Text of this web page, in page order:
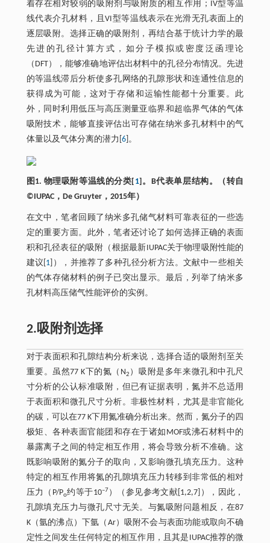
着存在相对较弱的吸附剂与吸附质的相互作用；IV型等温
线代表介孔材料，且VI型等温线表示在光滑无孔表面上的
逐层吸附。选择正确的吸附剂，再结合基于统计力学的最
先进的孔径计算方式，如分子模拟或密度泛函理论
（DFT），能够准确地评估出材料中的孔径分布情况。先进
的等温线滞后分析使多孔网络的孔隙形状和连通性信息的
获得成为可能，这对于存储和运输性能都十分重要。此
外，同时利用低压与高压测量亚临界和超临界气体的气体
吸附技术，能够直接评估出可存储在纳米多孔材料中的气
体量以及气体分离的潜力[ 6]。
图1. 物理吸附等温线的分类[ 1]。B代表单层结构。（转自
©IUPAC，De Gruyter，2015年）
在文中，笔者回顾了纳米多孔储气材料可靠表征的一些选
定的重要方面。此外，笔者还讨论了如何选择正确的表面
积和孔径表征的吸附（根据最新IUPAC关于物理吸附性能的
建议[ 1 ]），并推荐了多种孔径分析方法。文献中一些相关
的气体存储材料的例子已突出显示。最后，列举了纳米多
孔材料高压储气性能评价的实例。
2.吸附剂选择
对于表面积和孔隙结构分析来说，选择合适的吸附剂至关
重要。虽然77 K下的氮（N2 ）吸附是多年来微孔和中孔尺
寸分析的公认标准吸附，但已有证据表明，氮并不总适用
于表面积和微孔尺寸分析。非极性材料，尤其是非官能化
的碳，可以在77 K下用氮准确分析出来。然而，氮分子的四
极矩、各种表面官能团和存在于诸如MOF或沸石材料中的
暴露离子之间的特定相互作用，将会导致分析不准确。这
既影响吸附的氮分子的取向，又影响微孔填充压力。这种
特定的相互作用将氮的孔隙填充压力转移到非常低的相对
压力（P/Po约等于10–7 ）（参见参考文献[1,2,7]），因此，
孔隙填充压力与微孔尺寸无关。与氮吸附问题相反，在87
K（氩的沸点）下氩（Ar）吸附不会与表面功能或取向不确
定性之间发生任何特定的相互作用，且其是IUPAC推荐的微